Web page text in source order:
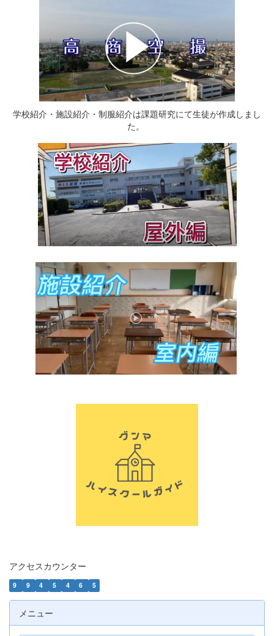
学校紹介・施設紹介・制服紹介は課題研究にて生徒が作成しまし
た。
アクセスカウンター
9 9 4 5 4 6 5
メニュー